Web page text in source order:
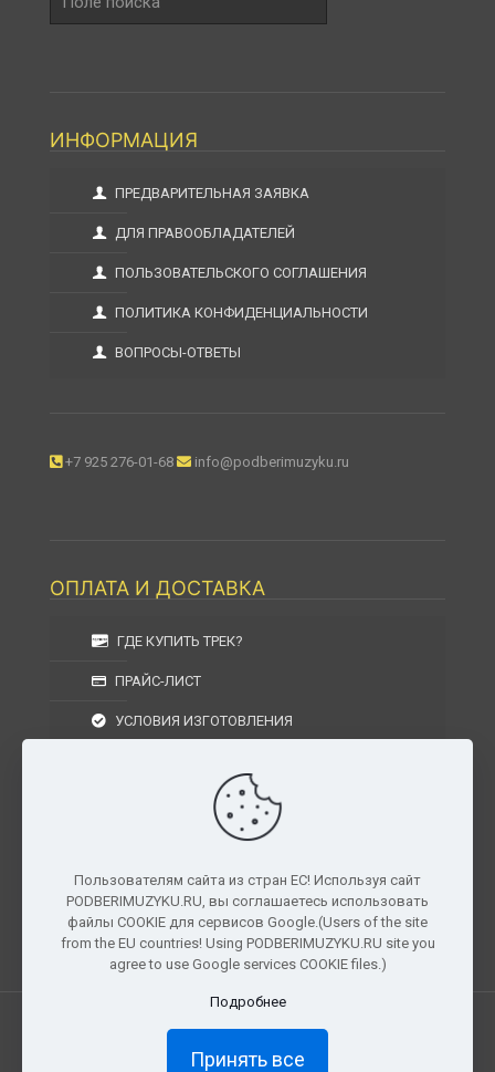
поиска
ИНФОРМАЦИЯ
ПРЕДВАРИТЕЛЬНАЯ ЗАЯВКА
ДЛЯ ПРАВООБЛАДАТЕЛЕЙ
ПОЛЬЗОВАТЕЛЬСКОГО СОГЛАШЕНИЯ
ПОЛИТИКА КОНФИДЕНЦИАЛЬНОСТИ
ВОПРОСЫ-ОТВЕТЫ
+7 925 276-01-68 info@podberimuzyku.ru
ОПЛАТА И ДОСТАВКА
ГДЕ КУПИТЬ ТРЕК?
ПРАЙС-ЛИСТ
УСЛОВИЯ ИЗГОТОВЛЕНИЯ
УСЛОВИЯ ВОЗВРАТА
г. Москва, Московская область, Центральный
федеральный округ, РФ, Россия
Все права защищены. © 2026 PODBERIMUZYKU.RU
Пользователям сайта из стран ЕС! Используя сайт
PODBERIMUZYKU.RU, вы соглашаетесь использовать
файлы COOKIE для сервисов Google.(Users of the site
from the EU countries! Using PODBERIMUZYKU.RU site you
agree to use Google services COOKIE files.)
Подробнее
Принять все